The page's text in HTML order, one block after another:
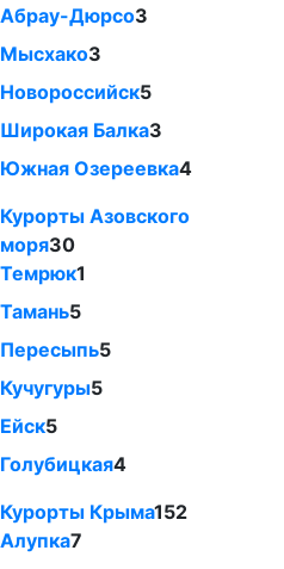
Абрау-Дюрсо3
Мысхако3
Новороссийск5
Широкая Балка3
Южная Озереевка4
Курорты Азовского
моря30
Темрюк1
Тамань5
Пересыпь5
Кучугуры5
Ейск5
Голубицкая4
Курорты Крыма152
Алупка7